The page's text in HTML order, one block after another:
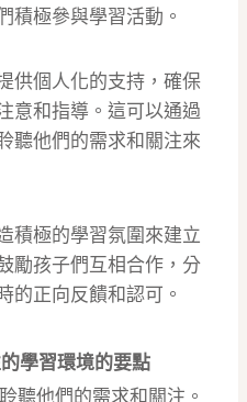
積極參與學習活動。
供個人化的支持，確保
意和指導。這可以通過
聽他們的需求和關注來
積極的學習氛圍來建立
勵孩子們互相合作，分
的正向反饋和認可。
學習環境的要點
聽他們的需求和關注。